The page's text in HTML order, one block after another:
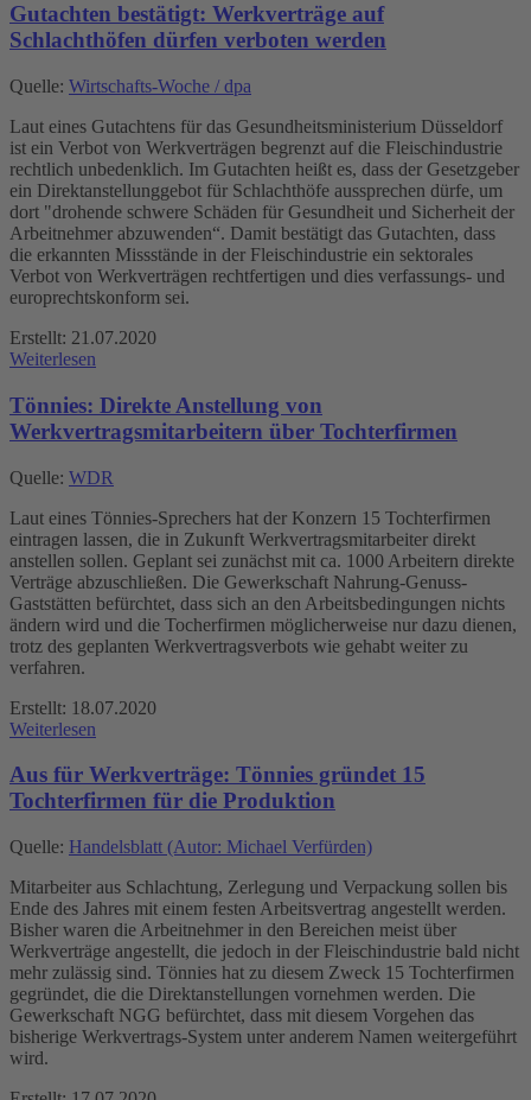
Gutachten bestätigt: Werkverträge auf
Schlachthöfen dürfen verboten werden
Quelle: Wirtschafts-Woche / dpa
Laut eines Gutachtens für das Gesundheitsministerium Düsseldorf
ist ein Verbot von Werkverträgen begrenzt auf die Fleischindustrie
rechtlich unbedenklich. Im Gutachten heißt es, dass der Gesetzgeber
ein Direktanstellunggebot für Schlachthöfe aussprechen dürfe, um
dort "drohende schwere Schäden für Gesundheit und Sicherheit der
Arbeitnehmer abzuwenden“. Damit bestätigt das Gutachten, dass
die erkannten Missstände in der Fleischindustrie ein sektorales
Verbot von Werkverträgen rechtfertigen und dies verfassungs- und
europrechtskonform sei.
Erstellt: 21.07.2020
Weiterlesen
Tönnies: Direkte Anstellung von
Werkvertragsmitarbeitern über Tochterfirmen
Quelle: WDR
Laut eines Tönnies-Sprechers hat der Konzern 15 Tochterfirmen
eintragen lassen, die in Zukunft Werkvertragsmitarbeiter direkt
anstellen sollen. Geplant sei zunächst mit ca. 1000 Arbeitern direkte
Verträge abzuschließen. Die Gewerkschaft Nahrung-Genuss-
Gaststätten befürchtet, dass sich an den Arbeitsbedingungen nichts
ändern wird und die Tocherfirmen möglicherweise nur dazu dienen,
trotz des geplanten Werkvertragsverbots wie gehabt weiter zu
verfahren.
Erstellt: 18.07.2020
Weiterlesen
Aus für Werkverträge: Tönnies gründet 15
Tochterfirmen für die Produktion
Quelle: Handelsblatt (Autor: Michael Verfürden)
Mitarbeiter aus Schlachtung, Zerlegung und Verpackung sollen bis
Ende des Jahres mit einem festen Arbeitsvertrag angestellt werden.
Bisher waren die Arbeitnehmer in den Bereichen meist über
Werkverträge angestellt, die jedoch in der Fleischindustrie bald nicht
mehr zulässig sind. Tönnies hat zu diesem Zweck 15 Tochterfirmen
gegründet, die die Direktanstellungen vornehmen werden. Die
Gewerkschaft NGG befürchtet, dass mit diesem Vorgehen das
bisherige Werkvertrags-System unter anderem Namen weitergeführt
wird.